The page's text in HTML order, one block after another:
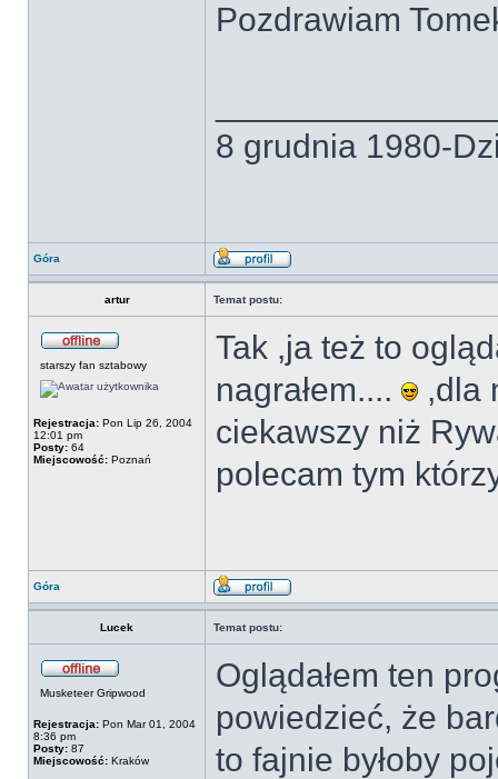
Pozdrawiam
8 grudnia 1980-
Góra
artur Temat postu:
starszy fan sztabowy
Rejestracja: Pon Lip 26, 2004
12:01 pm
Posty: 64
Miejscowość: Poznań
Tak ,ja też to
nagrałem....
,dla
ciekawszy niż
polecam tym
Góra
Lucek Temat postu:
Musketeer Gripwood
Rejestracja: Pon Mar 01, 2004
8:36 pm
Posty: 87
Miejscowość: Kraków
Oglądałem ten
powiedzieć, że
to fajnie byłoby